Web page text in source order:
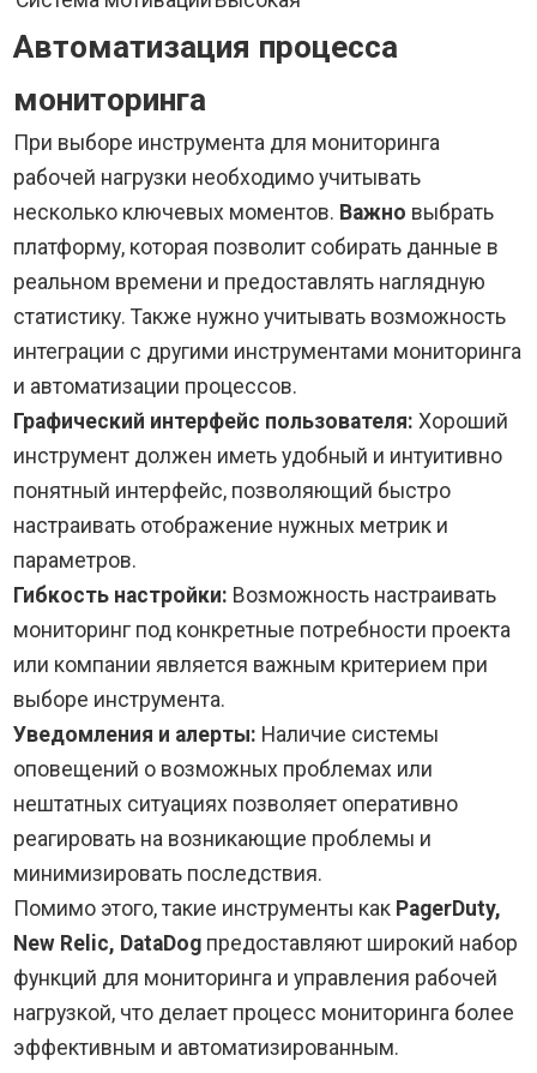
Автоматизация процесса
мониторинга
При выборе инструмента для мониторинга
рабочей нагрузки необходимо учитывать
несколько ключевых моментов. Важно выбрать
платформу, которая позволит собирать данные в
реальном времени и предоставлять наглядную
статистику. Также нужно учитывать возможность
интеграции с другими инструментами мониторинга
и автоматизации процессов.
Графический интерфейс пользователя: Хороший
инструмент должен иметь удобный и интуитивно
понятный интерфейс, позволяющий быстро
настраивать отображение нужных метрик и
параметров.
Гибкость настройки: Возможность настраивать
мониторинг под конкретные потребности проекта
или компании является важным критерием при
выборе инструмента.
Уведомления и алерты: Наличие системы
оповещений о возможных проблемах или
нештатных ситуациях позволяет оперативно
реагировать на возникающие проблемы и
минимизировать последствия.
Помимо этого, такие инструменты как PagerDuty,
New Relic, DataDog предоставляют широкий набор
функций для мониторинга и управления рабочей
нагрузкой, что делает процесс мониторинга более
эффективным и автоматизированным.